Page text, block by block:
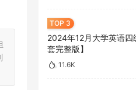
2024年12月大学英语四
套完整版】
11.6K